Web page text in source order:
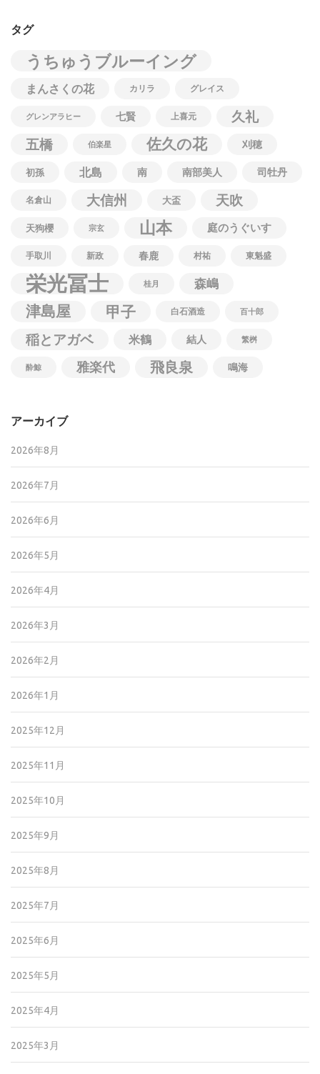
タグ
うちゅうブルーイング
まんさくの花 カリラ グレイス
グレンアラヒー 七賢 上喜元
久礼
五橋
伯楽星 佐久の花 刈穂
初孫 北島 南 南部美人 司牡丹
名倉山 大信州 大盃 天吹
天狗櫻 宗玄 山本 庭のうぐいす
手取川 新政 春鹿 村祐 東魁盛
栄光冨士 桂月 森嶋
津島屋 甲子 白石酒造 百十郎
稲とアガベ 米鶴 結人 繁桝
酔鯨 雅楽代 飛良泉 鳴海
アーカイブ
2026年8月
2026年7月
2026年6月
2026年5月
2026年4月
2026年3月
2026年2月
2026年1月
2025年12月
2025年11月
2025年10月
2025年9月
2025年8月
2025年7月
2025年6月
2025年5月
2025年4月
2025年3月